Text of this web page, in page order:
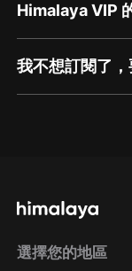
Himalaya VIP
我不想訂閱了，
選擇您的地區